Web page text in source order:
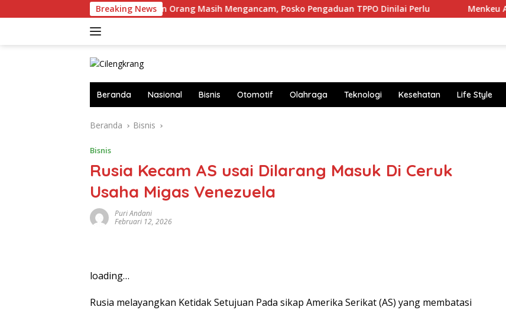
ke
Breaking News
Perdagangan Orang Masih Mengancam, Posko Pengaduan TPPO Dinilai Perlu Menkeu AS Klaim
Beranda Nasional Bisnis Otomotif Olahraga Teknologi Kesehatan Life Style
Beranda Bisnis
Bisnis
Rusia Kecam AS usai Dilarang Masuk Di Ceruk
Usaha Migas Venezuela
Puri Andani
Februari 12, 2026
loading…
Rusia melayangkan Ketidak Setujuan Pada sikap Amerika Serikat (AS) yang membatasi